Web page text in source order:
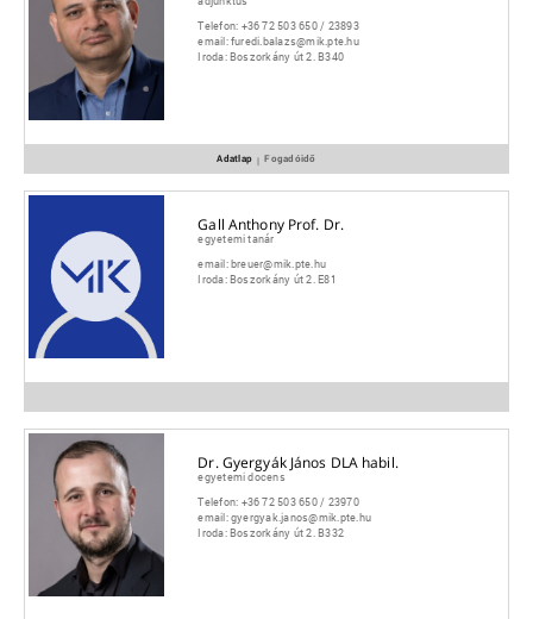
Telefon: +36 72 503 650 / 23893
email:furedi.balazs@mik.pte.hu
Iroda:Boszorkány út 2. B340
Adatlap | Fogadóidő
Gall Anthony Prof. Dr.
egyetemi tanár
email:breuer@mik.pte.hu
Iroda:Boszorkány út 2. E81
Dr. Gyergyák János DLA habil.
egyetemi docens
Telefon: +36 72 503 650 / 23970
email:gyergyak.janos@mik.pte.hu
Iroda:Boszorkány út 2. B332